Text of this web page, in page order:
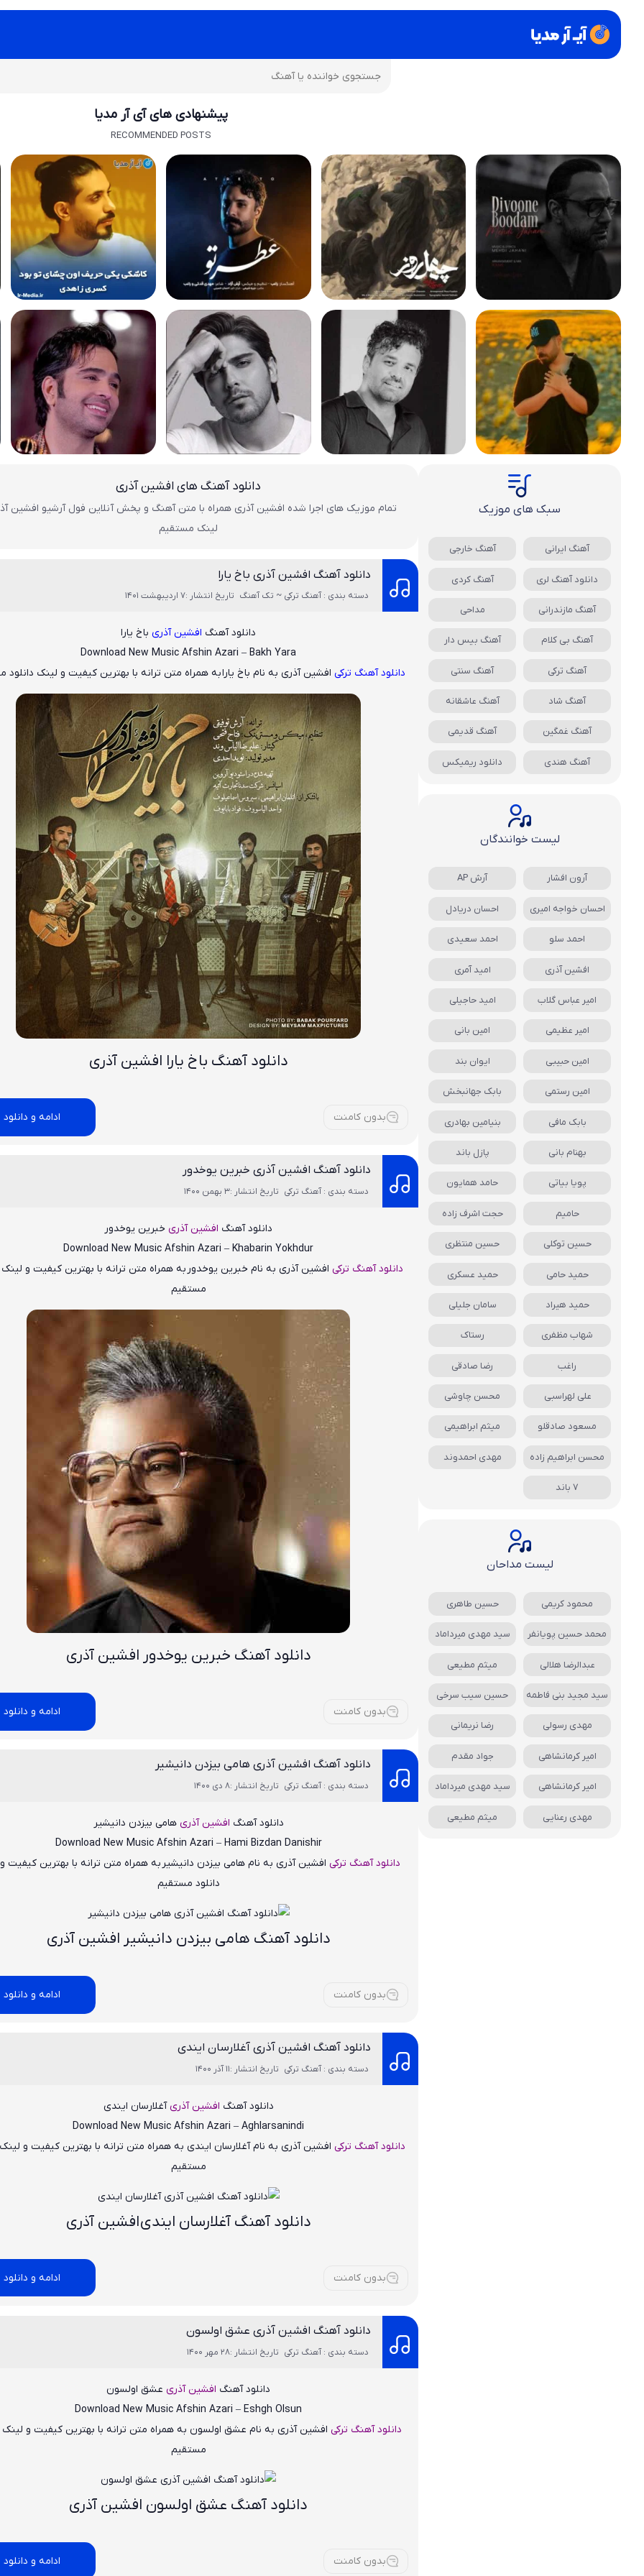
پیشنهادی های آی آر مدیا
RECOMMENDED POSTS
دانلود آهنگ های افشین آذری
تمام موزیک های اجرا شده افشین آذری همراه با متن آهنگ و پخش آنلاین فول آرشیو افشین
لینک مستقیم
دانلود آهنگ افشین آذری باخ یارا
دسته بندی : آهنگ ترکی ~ تک آهنگ تاریخ انتشار :7 اردیبهشت 1401
دانلود آهنگ افشین آذری باخ یارا
Download New Music Afshin Azari – Bakh Yara
دانلود آهنگ ترکی افشین آذری به نام باخ یارابه همراه متن ترانه با بهترین کیفیت و لینک دانلود
دانلود آهنگ باخ یارا افشین آذری
بدون کامنت ادامه و دانلود
دانلود آهنگ افشین آذری خبرين يوخدور
دسته بندی : آهنگ ترکی تاریخ انتشار :3 بهمن 1400
دانلود آهنگ افشین آذری خبرين يوخدور
Download New Music Afshin Azari – Khabarin Yokhdur
دانلود آهنگ ترکی افشین آذری به نام خبرين يوخدور به همراه متن ترانه با بهترین کیفیت و لینک
مستقیم
دانلود آهنگ خبرين يوخدور افشین آذری
بدون کامنت ادامه و دانلود
دانلود آهنگ افشین آذری هامی بیزدن دانیشیر
دسته بندی : آهنگ ترکی تاریخ انتشار :8 دی 1400
دانلود آهنگ افشین آذری هامی بیزدن دانیشیر
Download New MusicAfshin Azari – Hami Bizdan Danishir
دانلود آهنگ ترکی افشین آذری به نام هامی بیزدن دانیشیر به همراه متن ترانه با بهترین کیفیت
دانلود مستقیم
دانلود آهنگ هامی بیزدن دانیشیر افشین آذری
بدون کامنت ادامه و دانلود
دانلود آهنگ افشین آذری آغلارسان ایندی
دسته بندی : آهنگ ترکی تاریخ انتشار :11 آذر 1400
دانلود آهنگ افشین آذری آغلارسان ایندی
Download New Music Afshin Azari – Aghlarsanindi
دانلود آهنگ ترکی افشین آذری به نامآغلارسان ایندی به همراه متن ترانه با بهترین کیفیت و لینک
مستقیم
دانلود آهنگ آغلارسان ایندی افشین آذری
بدون کامنت ادامه و دانلود
دانلود آهنگ افشین آذری عشق اولسون
دسته بندی : آهنگ ترکی تاریخ انتشار :28 مهر 1400
دانلود آهنگ افشین آذری عشق اولسون
Download New Music Afshin Azari – Eshgh Olsun
دانلود آهنگ ترکی افشین آذری به نام عشق اولسون به همراه متن ترانه با بهترین کیفیت و لینک
مستقیم
دانلود آهنگ عشق اولسون افشین آذری
بدون کامنت ادامه و دانلود
سبک های موزیک
آهنگ ایرانی آهنگ خارجی
دانلود آهنگ لری آهنگ کردی
آهنگ مازندرانی مداحی
آهنگ بی کلام آهنگ بیس دار
آهنگ ترکی آهنگ سنتی
آهنگ شاد آهنگ عاشقانه
آهنگ غمگین آهنگ قدیمی
آهنگ هندی دانلود ریمیکس
لیست خوانندگان
آرون افشار آرش AP
احسان خواجه امیری احسان دریادل
احمد سلو احمد سعیدی
افشین آذری امید آمری
امیر عباس گلاب امید حاجیلی
امیر عظیمی امین بانی
امین حبیبی ایوان بند
امین رستمی بابک جهانبخش
بابک مافی بنیامین بهادری
بهنام بانی پازل باند
پویا بیاتی حامد همایون
حامیم حجت اشرف زاده
حسین توکلی حسین منتظری
حمید حامی حمید عسکری
حمید هیراد سامان جلیلی
شهاب مظفری رستاک
راغب رضا صادقی
علی لهراسبی محسن چاوشی
مسعود صادقلو میثم ابراهیمی
محسن ابراهیم زاده مهدی احمدوند
7 باند
لیست مداحان
محمود کریمی حسین طاهری
محمد حسین پویانفر سید مهدی میرداماد
عبدالرضا هلالی میثم مطیعی
سید مجید بنی فاطمه حسین سیب سرخی
مهدی رسولی رضا نریمانی
امیر کرمانشاهی جواد مقدم
امیر کرمانشاهی سید مهدی میرداماد
مهدی رعنایی میثم مطیعی